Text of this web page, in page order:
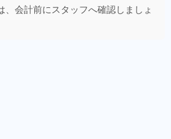
、会計前にスタッフへ確認しましょ